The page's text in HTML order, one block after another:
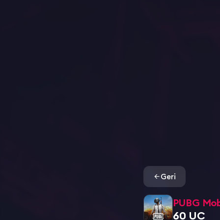
Geri
PUBG
60 UC